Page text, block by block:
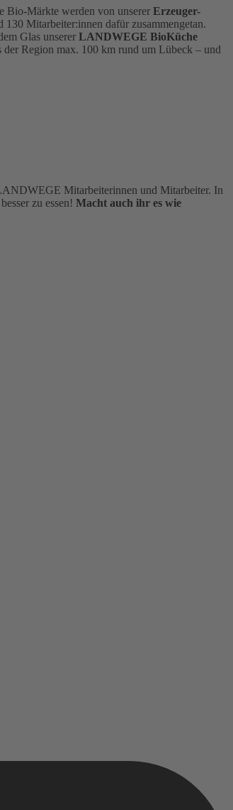
Bio-Märkte werden von unserer Erzeuger-
Mitarbeiter:innen dafür zusammengetan.
Glas unserer LANDWEGE BioKüche
Region max. 100 km rund um Lübeck – und
Mitarbeiterinnen und Mitarbeiter. In
zu essen! Macht auch ihr es wie